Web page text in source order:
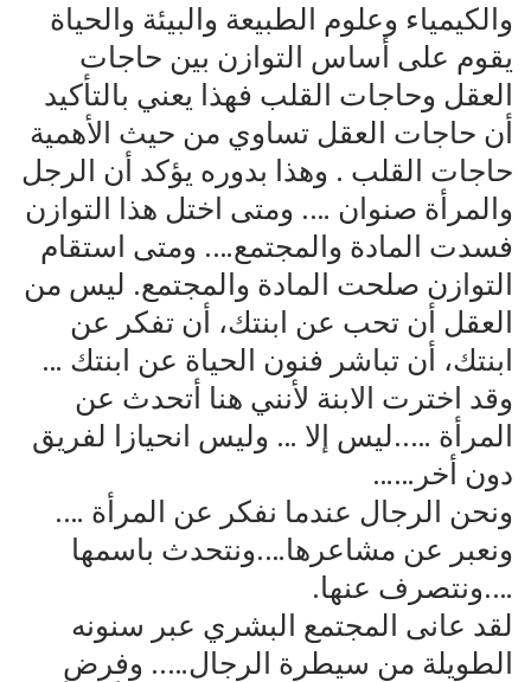
والكيمياء وعلوم الطبيعة والبيئة والحياة
يقوم على أساس التوازن بين حاجات
العقل وحاجات القلب فهذا يعني بالتأكيد
أن حاجات العقل تساوي من حيث الأهمية
حاجات القلب . وهذا بدوره يؤكد أن الرجل
والمرأة صنوان …. ومتى اختل هذا التوازن
فسدت المادة والمجتمع…. ومتى استقام
التوازن صلحت المادة والمجتمع. ليس من
العقل أن تحب عن ابنتك، أن تفكر عن
ابنتك، أن تباشر فنون الحياة عن ابنتك …
وقد اخترت الابنة لأنني هنا أتحدث عن
المرأة …..ليس إلا … وليس انحيازا لفريق
دون أخر……
ونحن الرجال عندما نفكر عن المرأة ….
ونعبر عن مشاعرها….ونتحدث باسمها
….ونتصرف عنها.
لقد عانى المجتمع البشري عبر سنونه
الطويلة من سيطرة الرجال….. وفرض